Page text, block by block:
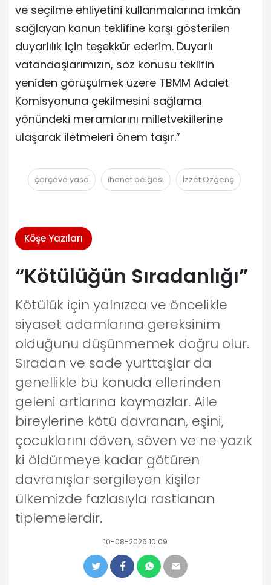
ve seçilme ehliyetini kullanmalarına imkân
sağlayan kanun teklifine karşı gösterilen
duyarlılık için teşekkür ederim. Duyarlı
vatandaşlarımızın, söz konusu teklifin
yeniden görüşülmek üzere TBMM Adalet
Komisyonuna çekilmesini sağlama
yönündeki meramlarını milletvekillerine
ulaşarak iletmeleri önem taşır.”
çerçeve yasa ihanet belgesi İzzet Özgenç
Köşe Yazıları
“Kötülüğün Sıradanlığı”
Kötülük için yalnızca ve öncelikle
siyaset adamlarına gereksinim
olduğunu düşünmemek doğru olur.
Sıradan ve sade yurttaşlar da
genellikle bu konuda ellerinden
geleni artlarına koymazlar. Aile
bireylerine kötü davranan, eşini,
çocuklarını döven, söven ve ne yazık
ki öldürmeye kadar götüren
davranışlar sergileyen kişiler
ülkemizde fazlasıyla rastlanan
tiplemelerdir.
10-08-2026 10:09